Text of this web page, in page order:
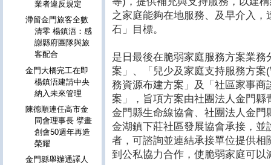
之家庭能夠在地服務、及早介入
石」目標。
是日最後在脆弱家庭服務方案業
案」、「兒少及家庭支持服務方
務資源布建方案」及「社區家事
案」，旨項方案由社團法人金門
金門縣生命線協會、社團法人金
金湖鎮下莊社區發展協會承接，
者，可諮詢並連結承接單位提供
到公私協力合作，使脆弱家庭可
業者違反規定
滯留金門旅客全數
清零 楊鎮浯：感
謝縣府團隊與旅
客配合
金門大橋完工在即
楊鎮浯建請中央
納入未來管理
陳德順連任高市金
同會理事長 擘畫
創會50週年再造
榮耀
金門縣舉辦通譯人